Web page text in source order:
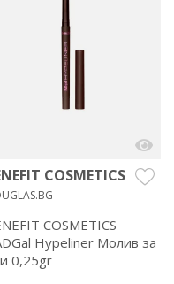
COSMETICS
COSMETICS
Hypeliner Молив за
очи 0,25gr